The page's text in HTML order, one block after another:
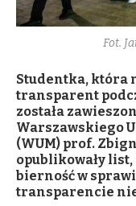
Fot.
Studentka, która
transparent
została
Warszawskiego
(WUM) prof.
opublikowały list,
bierność w
transparencie